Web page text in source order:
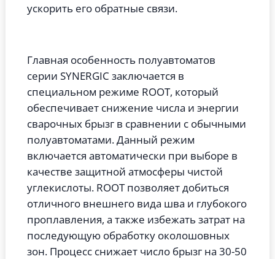
ускорить его обратные связи.
Главная особенность полуавтоматов
серии SYNERGIC заключается в
специальном режиме ROOT, который
обеспечивает снижение числа и энергии
сварочных брызг в сравнении с обычными
полуавтоматами. Данный режим
включается автоматически при выборе в
качестве защитной атмосферы чистой
углекислоты. ROOT позволяет добиться
отличного внешнего вида шва и глубокого
проплавления, а также избежать затрат на
последующую обработку околошовных
зон. Процесс снижает число брызг на 30-50